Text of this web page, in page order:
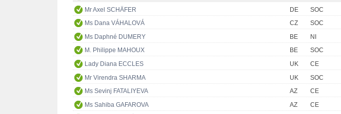
Mr Axel SCHÄFER
DE
SOC
Ms Dana VÁHALOVÁ
CZ
SOC
Ms Daphné DUMERY
BE
NI
M. Philippe MAHOUX
BE
SOC
Lady Diana ECCLES
UK
CE
Mr Virendra SHARMA
UK
SOC
Ms Sevinj FATALIYEVA
AZ
CE
Ms Sahiba GAFAROVA
AZ
CE